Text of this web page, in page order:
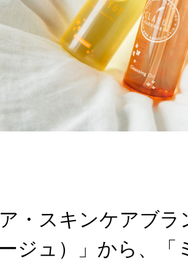
・スキンケアブラ
ージュ）」から、